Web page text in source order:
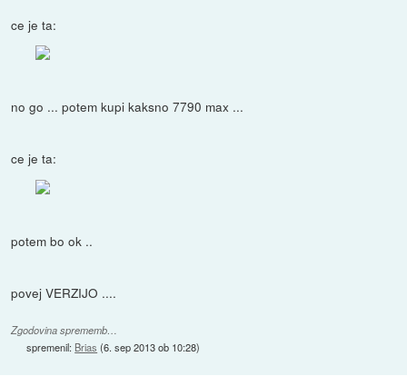
ce je ta:
no go ... potem kupi kaksno 7790 max ...
ce je ta:
potem bo ok ..
povej VERZIJO ....
Zgodovina sprememb…
spremenil: Brias (6. sep 2013 ob 10:28)